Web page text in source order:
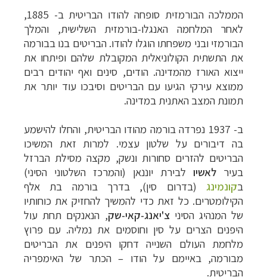
הממלכה הבורמזית סופחה להודו הבריטית ב-
לאחר המלחמה האנגלו-בורמזית השלישית,
והמלך
הבורמזי ובני משפחתו הוגלו להודו.הבריטים בנו בבורמה
את התשתית הקולוניאליתהמקובלת שלהם ופיתחו את
ייצוא האורז מהמדינה. הודים, סינים ואף יהודים רבים
ממוצא עירקי הגיעו עםהבריטים וסיבכו עוד יותר את
תמונת המצב האתניתבמדינה.
ב- 1937
נפרדה בורמה מהודו הבריטית, והחלו להישמע
בה דיבורים על שלטון עצמי. למרות זאת המשיכו
הבריטים להזרים סחורות ונשק, מקצה מסילת הברזל
בעיר לאשיו לבירת יוננאן (והמרכז השלטוני הסיני)
בקונמינג (בדרום סין), בדרך בורמה בת אלף
הקילומטרים. כל זאתכדי להמשיך להחזיק את כוחותיו
של המנהיג הסיניצ'יאנג-קאי-שק, הנאנקים תחת עול
היפנים הצרים על סין וחוסמים את נמליה. עם פרוץ
מלחמת העולם השנייה דחקו היפנים את הבריטים
מבורמה, באיימם על הודו –הכתר של האימפריה
הבריטית.
ההצעות »